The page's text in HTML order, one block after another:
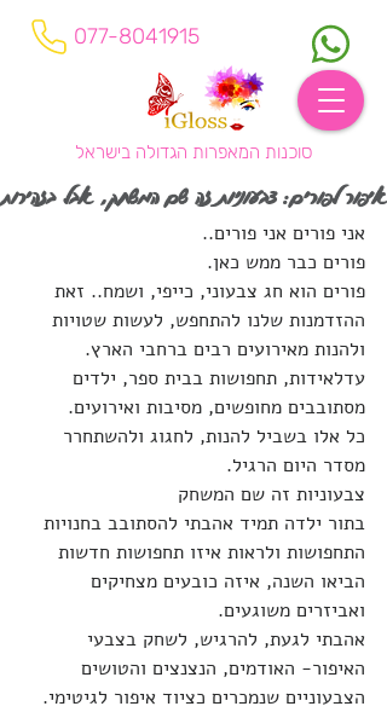
077-8041915
סוכנות המאפרות הגדולה בישראל
איפור לפורים: צבעוניות זה שם המשחק, אבל בזהירות
אני פורים אני פורים..
פורים כבר ממש כאן.
פורים הוא חג צבעוני, כייפי, ושמח.. זאת
ההזדמנות שלנו להתחפש, לעשות שטויות
ולהנות מאירועים רבים ברחבי הארץ.
עדלאידות, תחפושות בבית ספר, ילדים
מסתובבים מחופשים, מסיבות ואירועים.
כל אלו בשביל להנות, לחגוג ולהשתחרר
מסדר היום הרגיל.
צבעוניות זה שם המשחק
בתור ילדה תמיד אהבתי להסתובב בחנויות
התחפושות ולראות איזו תחפושות חדשות
הביאו השנה, איזה כובעים מצחיקים
ואביזרים משוגעים.
אהבתי לגעת, להרגיש, לשחק בצבעי
האיפור- האודמים, הנצנצים והטושים
הצבעוניים שנמכרים כציוד איפור לגיטימי.